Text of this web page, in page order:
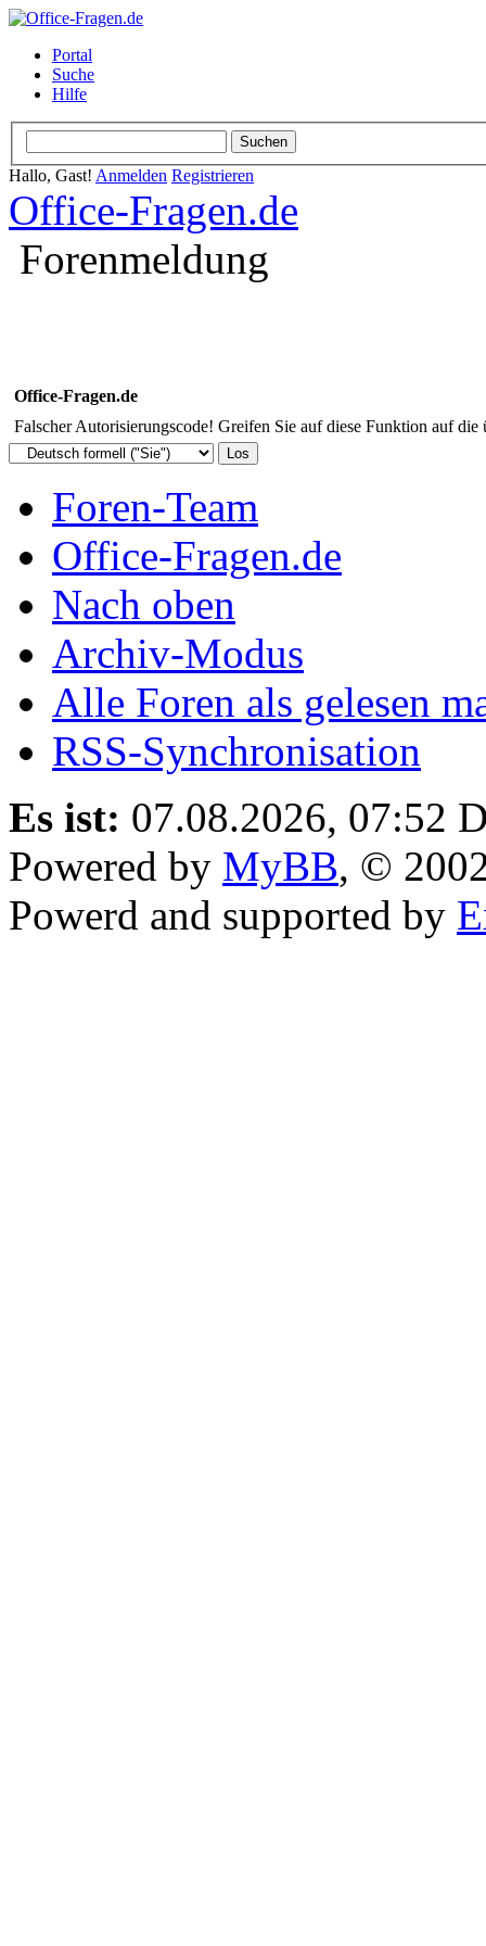
Portal
Suche
Hilfe
Hallo, Gast! Anmelden Registrieren
Office-Fragen.de
Forenmeldung
Office-Fragen.de
Falscher Autorisierungscode! Greifen Sie auf diese Funktion auf
Foren-Team
Office-Fragen.de
Nach oben
Archiv-Modus
Alle Foren als gelesen
RSS-Synchronisation
Es ist: 07.08.2026, 07:52
Powered by MyBB, ©
Powerd and supported by